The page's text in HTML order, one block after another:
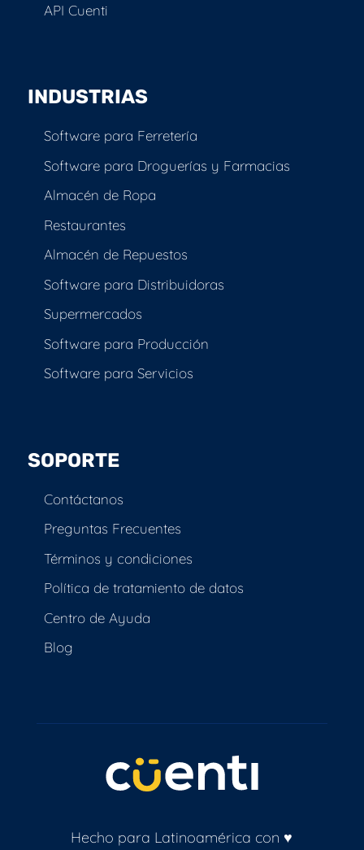
API Cuenti
INDUSTRIAS
Software para Ferretería
Software para Droguerías y Farmacias
Almacén de Ropa
Restaurantes
Almacén de Repuestos
Software para Distribuidoras
Supermercados
Software para Producción
Software para Servicios
SOPORTE
Contáctanos
Preguntas Frecuentes
Términos y condiciones
Política de tratamiento de datos
Centro de Ayuda
Blog
Hecho para Latinoamérica con ♥